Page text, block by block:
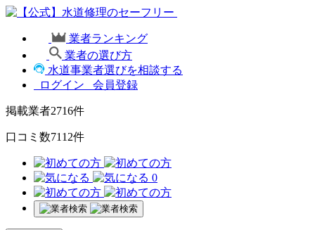
業者ランキング
業者の選び方
水道事業者選びを相談する
ログイン
会員登録
掲載業者2716件
口コミ数7112件
0